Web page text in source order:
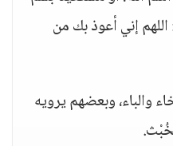
إني أعوذ بك من
والباء، وبعضهم يرويه